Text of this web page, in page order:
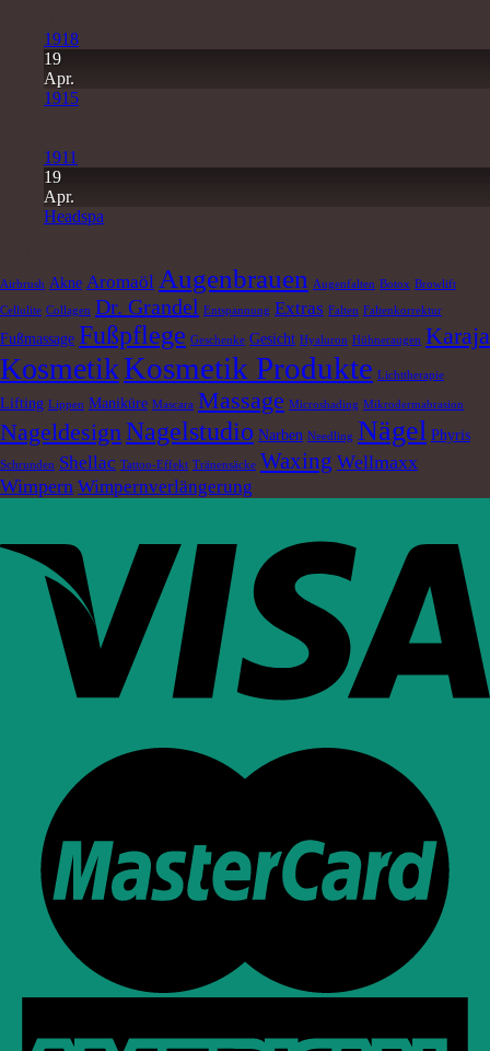
1918
19
Apr.
1915
1911
19
Apr.
Headspa
Airbrush Akne Aromaöl Augenbrauen Augenfalten Botox Browlift
Cellulite Collagen Dr. Grandel Entspannung Extras Falten Faltenkorrektur
Fußmassage Fußpflege Geschenke Gesicht Hyaluron Hühneraugen Karaja
KosmetikKosmetik Produkte Lichttherapie
Lifting Lippen Maniküre Mascara Massage Microshading Mikrodermabrasion
Nageldesign Nagelstudio Narben Needling Nägel Phyris
Schrunden Shellac Tattoo-Effekt Tränensäcke Waxing Wellmaxx
Wimpern Wimpernverlängerung